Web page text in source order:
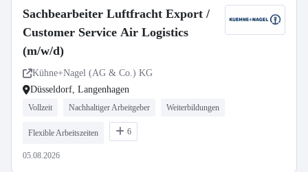
Sachbearbeiter Luftfracht Export /
Customer Service Air Logistics
(m/w/d)
Kühne+Nagel (AG & Co.) KG
Düsseldorf, Langenhagen
Vollzeit Nachhaltiger Arbeitgeber Weiterbildungen
Flexible Arbeitszeiten 6
05.08.2026